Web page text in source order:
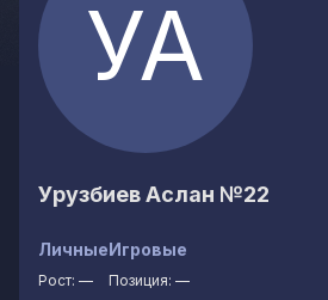
УА
Урузбиев Аслан №22
Личные
Рост: —
Игровые
Позиция: —